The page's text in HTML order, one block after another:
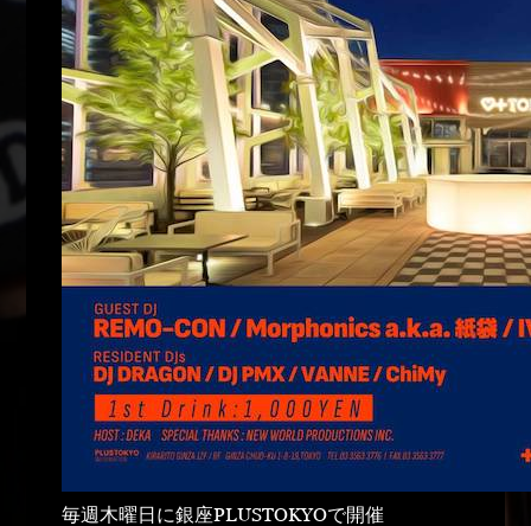
毎週木曜日に銀座PLUSTOKYOで開催